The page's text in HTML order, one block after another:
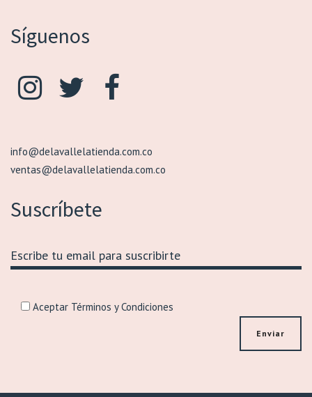
Síguenos
info@delavallelatienda.com.co
ventas@delavallelatienda.com.co
Suscríbete
Aceptar Términos y Condiciones